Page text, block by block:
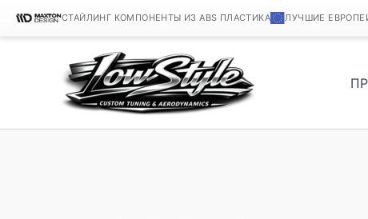
СТАЙЛИНГ КОМПОНЕНТЫ ИЗ ABS ПЛАСТИКА ЛУЧШИЕ
содержимому